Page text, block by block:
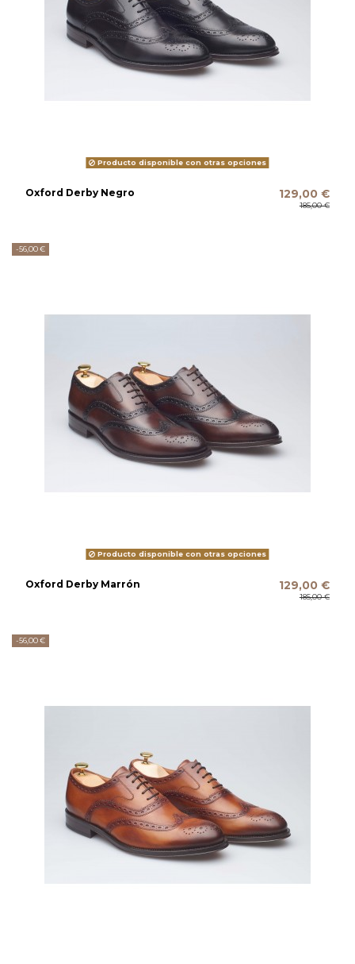
Producto disponible con otras opciones
Oxford Derby Negro 129,00 €
185,00 €
-56,00 €
Producto disponible con otras opciones
Oxford Derby Marrón 129,00 €
185,00 €
-56,00 €